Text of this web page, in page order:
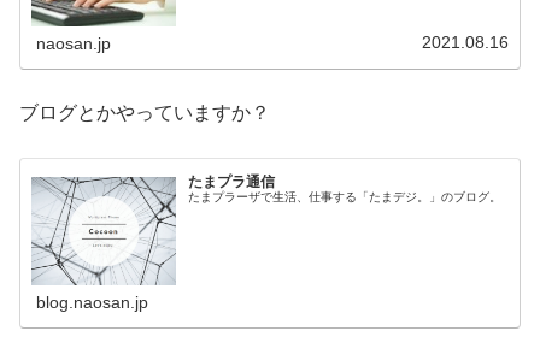
naosan.jp 2021.08.16
ブログとかやっていますか？
たまプラ通信
たまプラーザで生活、仕事する「たまデジ。」のブログ。
blog.naosan.jp